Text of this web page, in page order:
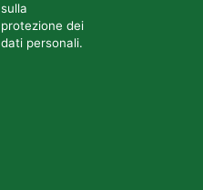
sulla
protezione dei
dati personali.